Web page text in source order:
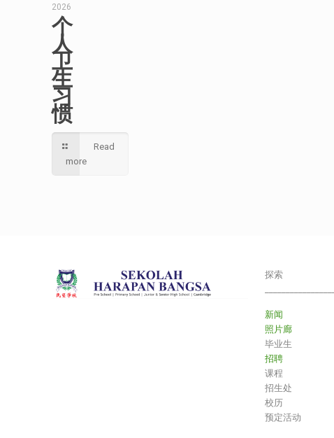
2026
个
人
卫
生
习
惯
Read
more
探索
新闻
照片廊
毕业生
招聘
课程
招生处
校历
预定活动